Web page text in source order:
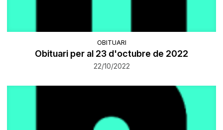
OBITUARI
Obituari per al 23 d'octubre de 2022
22/10/2022